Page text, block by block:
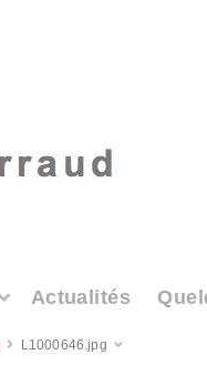
L1000646.jpg
Actualités